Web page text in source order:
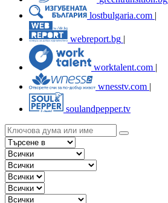
lostbulgaria.com |
webreport.bg
worktalent.com |
wnesstv.com |
soulandpepper.tv